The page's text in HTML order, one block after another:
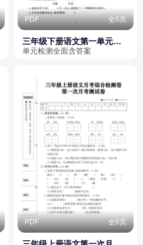
PDF 全5页
三年级下册语文第一单元检
测卷（含答案）
单元检测全面含答案
PDF 全5页